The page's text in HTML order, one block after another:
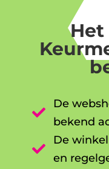
Het

De
bekend

De
en